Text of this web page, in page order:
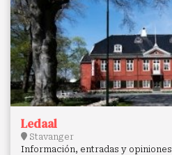
Ledaal
Stavanger
Información, entradas y opiniones